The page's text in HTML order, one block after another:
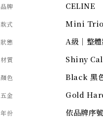
品牌 CELINE
款式 Mini
狀態 A級｜整
材質 Shiny
顏色 Black 黑
五金 Gold
年份 依品牌序